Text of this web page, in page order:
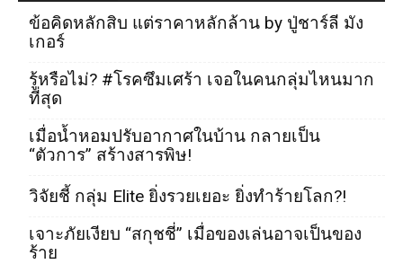
ข้อคิดหลักสิบ แต่ราคาหลักล้าน by ปู่ชาร์ลี มัง
เกอร์
รู้หรือไม่? #โรคซึมเศร้า เจอในคนกลุ่มไหนมาก
ที่สุด
เมื่อน้ำหอมปรับอากาศในบ้าน กลายเป็น
“ตัวการ” สร้างสารพิษ!
วิจัยชี้ กลุ่ม Elite ยิ่งรวยเยอะ ยิ่งทำร้ายโลก?!
เจาะภัยเงียบ “สกุชชี่” เมื่อของเล่นอาจเป็นของ
ร้าย